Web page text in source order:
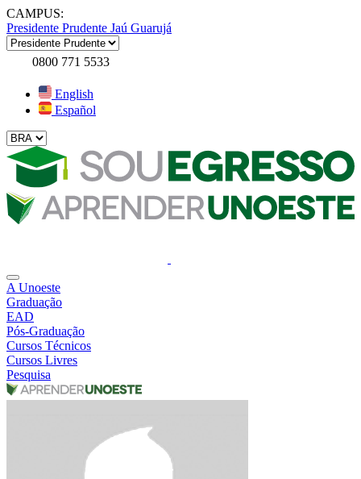
CAMPUS:
Presidente Prudente Jaú Guarujá
0800 771 5533
English
Español
A Unoeste
Graduação
EAD
Pós-Graduação
Cursos Técnicos
Cursos Livres
Pesquisa